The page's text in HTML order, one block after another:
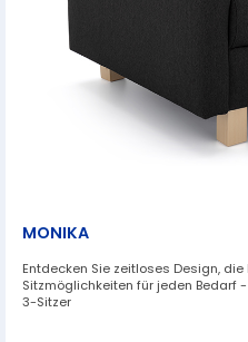
MONIKA
Entdecken Sie zeitloses Design,
Sitzmöglichkeiten für jeden Bedarf
3-Sitzer